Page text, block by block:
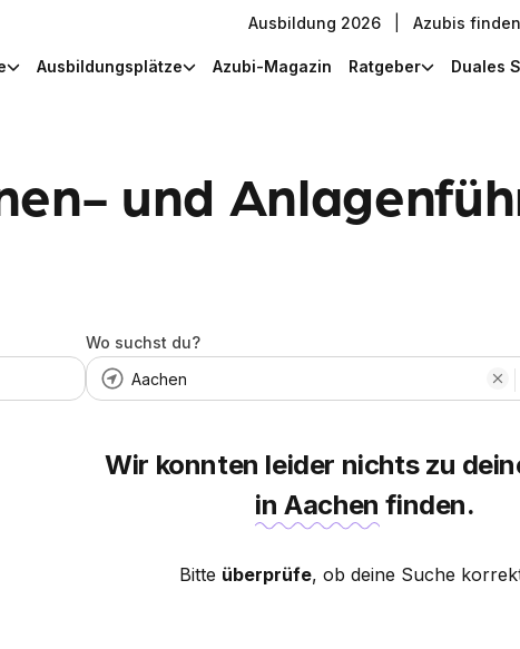
Ausbildung 2026 Azubis finden
Ausbildungsplätze Azubi-Magazin Ratgeber Duales
und
Wo suchst du?
Wir konnten leider nichts zu
in Aachen finden.
Bitte überprüfe, ob deine Suche